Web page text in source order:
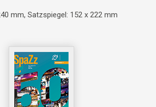
mm, Satzspiegel: 152 x 222 mm